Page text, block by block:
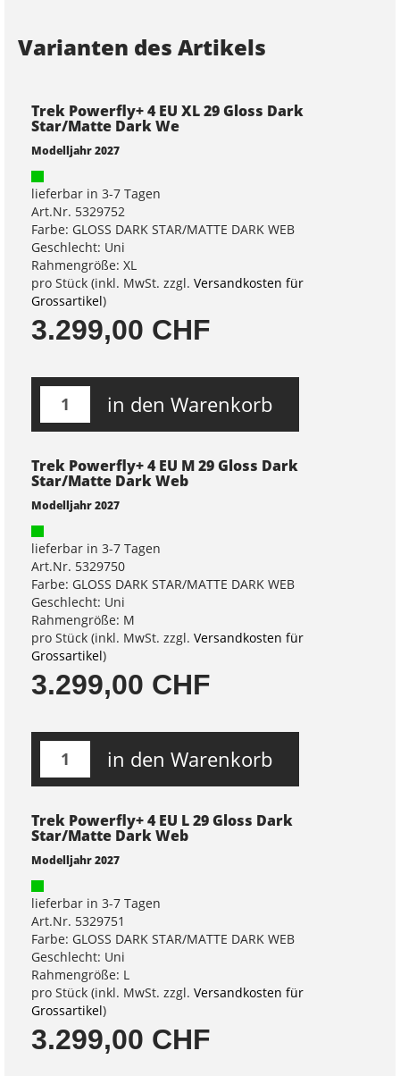
Varianten des Artikels
Trek Powerfly+ 4 EU XL 29 Gloss Dark
Star/Matte Dark We
Modelljahr 2027
lieferbar in 3-7 Tagen
Art.Nr. 5329752
Farbe: GLOSS DARK STAR/MATTE DARK WEB
Geschlecht: Uni
Rahmengröße: XL
pro Stück (inkl. MwSt. zzgl. Versandkosten für
Grossartikel)
3.299,00 CHF
in den Warenkorb
Trek Powerfly+ 4 EU M 29 Gloss Dark
Star/Matte Dark Web
Modelljahr 2027
lieferbar in 3-7 Tagen
Art.Nr. 5329750
Farbe: GLOSS DARK STAR/MATTE DARK WEB
Geschlecht: Uni
Rahmengröße: M
pro Stück (inkl. MwSt. zzgl. Versandkosten für
Grossartikel)
3.299,00 CHF
in den Warenkorb
Trek Powerfly+ 4 EU L 29 Gloss Dark
Star/Matte Dark Web
Modelljahr 2027
lieferbar in 3-7 Tagen
Art.Nr. 5329751
Farbe: GLOSS DARK STAR/MATTE DARK WEB
Geschlecht: Uni
Rahmengröße: L
pro Stück (inkl. MwSt. zzgl. Versandkosten für
Grossartikel)
3.299,00 CHF